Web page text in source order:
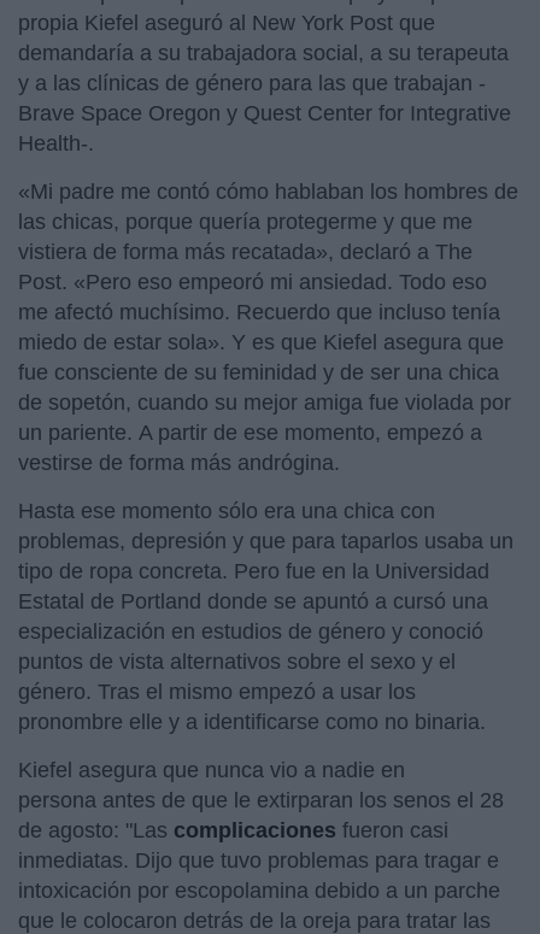
propia Kiefel aseguró al New York Post que
demandaría a su trabajadora social, a su terapeuta
y a las clínicas de género para las que trabajan -
Brave Space Oregon y Quest Center for Integrative
Health-.
«Mi padre me contó cómo hablaban los hombres de
las chicas, porque quería protegerme y que me
vistiera de forma más recatada», declaró a The
Post. «Pero eso empeoró mi ansiedad. Todo eso
me afectó muchísimo. Recuerdo que incluso tenía
miedo de estar sola». Y es que Kiefel asegura que
fue consciente de su feminidad y de ser una chica
de sopetón, cuando su mejor amiga fue violada por
un pariente. A partir de ese momento, empezó a
vestirse de forma más andrógina.
Hasta ese momento sólo era una chica con
problemas, depresión y que para taparlos usaba un
tipo de ropa concreta. Pero fue en la Universidad
Estatal de Portland donde se apuntó a cursó una
especialización en estudios de género y conoció
puntos de vista alternativos sobre el sexo y el
género. Tras el mismo empezó a usar los
pronombre elle y a identificarse como no binaria.
Kiefel asegura que nunca vio a nadie en
persona antes de que le extirparan los senos el 28
de agosto: "Las complicaciones fueron casi
inmediatas. Dijo que tuvo problemas para tragar e
intoxicación por escopolamina debido a un parche
que le colocaron detrás de la oreja para tratar las